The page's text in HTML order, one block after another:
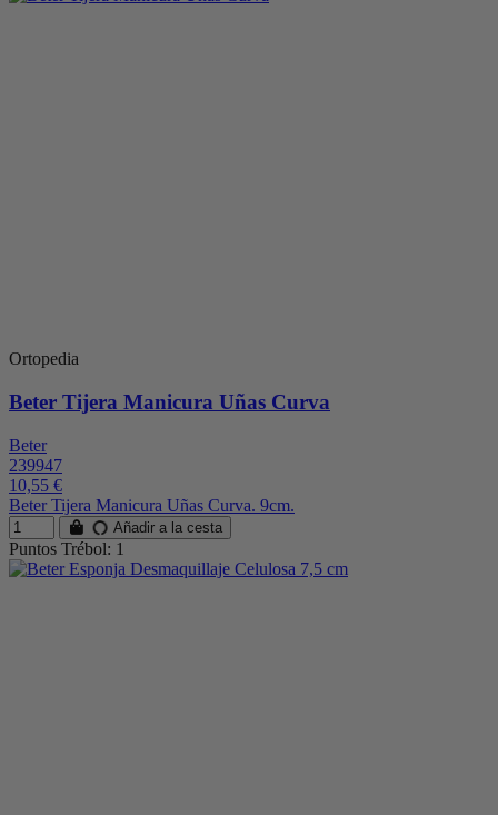
Ortopedia
Beter Tijera Manicura Uñas Curva
Beter
239947
10,55 €
Beter Tijera Manicura Uñas Curva. 9cm.
Añadir a la cesta
Puntos Trébol: 1